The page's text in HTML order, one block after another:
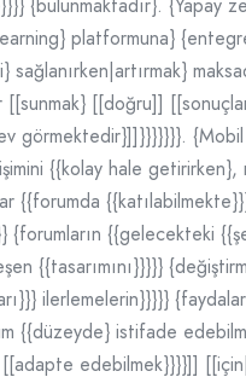
{bulunmaktadır}. {Yapay
platformuna}
sağlanırken|artırmak}
[[sunmak} [[doğru]]
görmektedir}]]}}}}}}}. {Mobil
{{kolay hale getirirken},
{{forumda
{forumların {{gelecekteki
{{tasarımını}}}}}
ilerlemelerin}}}}}
{{düzeyde} istifade
edebilmek}}}}]]